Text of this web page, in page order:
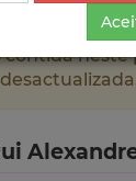
contida neste